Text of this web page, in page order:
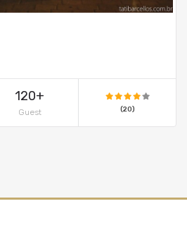
120+
Guest (20)